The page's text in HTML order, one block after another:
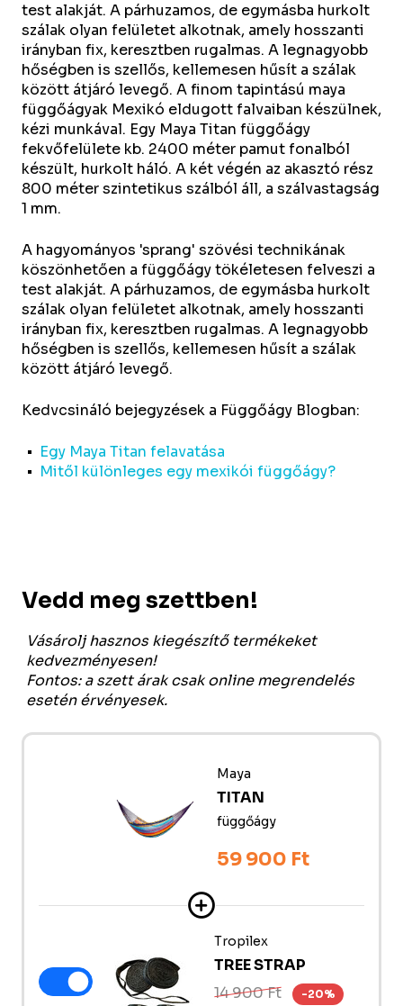
test alakját. A párhuzamos, de egymásba hurkolt
szálak olyan felületet alkotnak, amely hosszanti
irányban fix, keresztben rugalmas. A legnagyobb
hőségben is szellős, kellemesen hűsít a szálak
között átjáró levegő. A finom tapintású maya
függőágyak Mexikó eldugott falvaiban készülnek,
kézi munkával. Egy Maya Titan függőágy
fekvőfelülete kb. 2400 méter pamut fonalból
készült, hurkolt háló. A két végén az akasztó rész
800 méter szintetikus szálból áll, a szálvastagság
1 mm.
A hagyományos 'sprang' szövési technikának
köszönhetően a függőágy tökéletesen felveszi a
test alakját. A párhuzamos, de egymásba hurkolt
szálak olyan felületet alkotnak, amely hosszanti
irányban fix, keresztben rugalmas. A legnagyobb
hőségben is szellős, kellemesen hűsít a szálak
között átjáró levegő.
Kedvcsináló bejegyzések a Függőágy Blogban:
Egy Maya Titan felavatása
Mitől különleges egy mexikói függőágy?
Vedd meg szettben!
Vásárolj hasznos kiegészítő termékeket
kedvezményesen!
Fontos: a szett árak csak online megrendelés
esetén érvényesek.
Maya
TITAN
függőágy
59 900 Ft
Tropilex
TREE STRAP
14 900 Ft
-20%